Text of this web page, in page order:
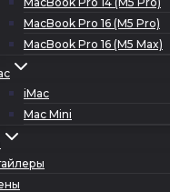
MacBook Pro 16 (M5 Pro)
MacBook Pro 16 (M5 Max)
iMac
Mac Mini